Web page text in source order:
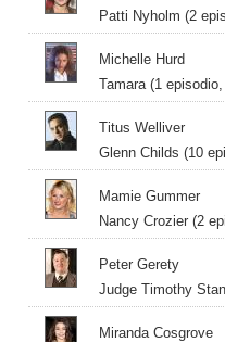
Patti Nyholm (2
Michelle Hurd
Tamara (1
Titus Welliver
Glenn Childs (10
Mamie Gummer
Nancy Crozier (2
Peter Gerety
Judge Timothy
Miranda Cosgrove